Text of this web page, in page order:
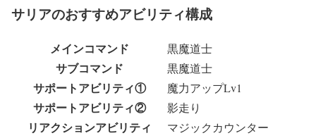
サリアのおすすめアビリティ構成
メインコマンド 黒魔道士
サブコマンド 黒魔道士
サポートアビリティ① 魔力アップLv1
サポートアビリティ② 影走り
リアクションアビリティ
マジックカウンター